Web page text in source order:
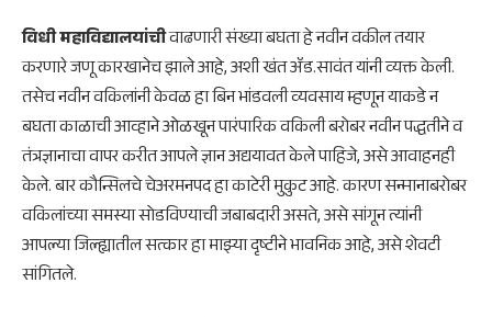
विधी महाविद्यालयांचीवाढणारी संख्या बघता हे नवीन वकील तयार
करणारे जणू कारखानेच झाले आहे, अशी खंत ॲड.सावंत यांनी व्यक्त केली.
तसेच नवीन वकिलांनी केवळ हा बिन भांडवली व्यवसाय म्हणून याकडे न
बघता काळाची आव्हाने ओळखून पारंपारिक वकिली बरोबर नवीन पद्धतीने व
तंत्रज्ञानाचा वापर करीत आपले ज्ञान अद्ययावत केले पाहिजे, असे आवाहनही
केले. बार कौन्सिलचे चेअरमनपद हा काटेरी मुकुट आहे. कारण सन्मानाबरोबर
वकिलांच्या समस्या सोडविण्याची जबाबदारी असते, असे सांगून त्यांनी
आपल्या जिल्ह्यातील सत्कार हा माझ्या दृष्टीने भावनिक आहे, असे शेवटी
सांगितले.